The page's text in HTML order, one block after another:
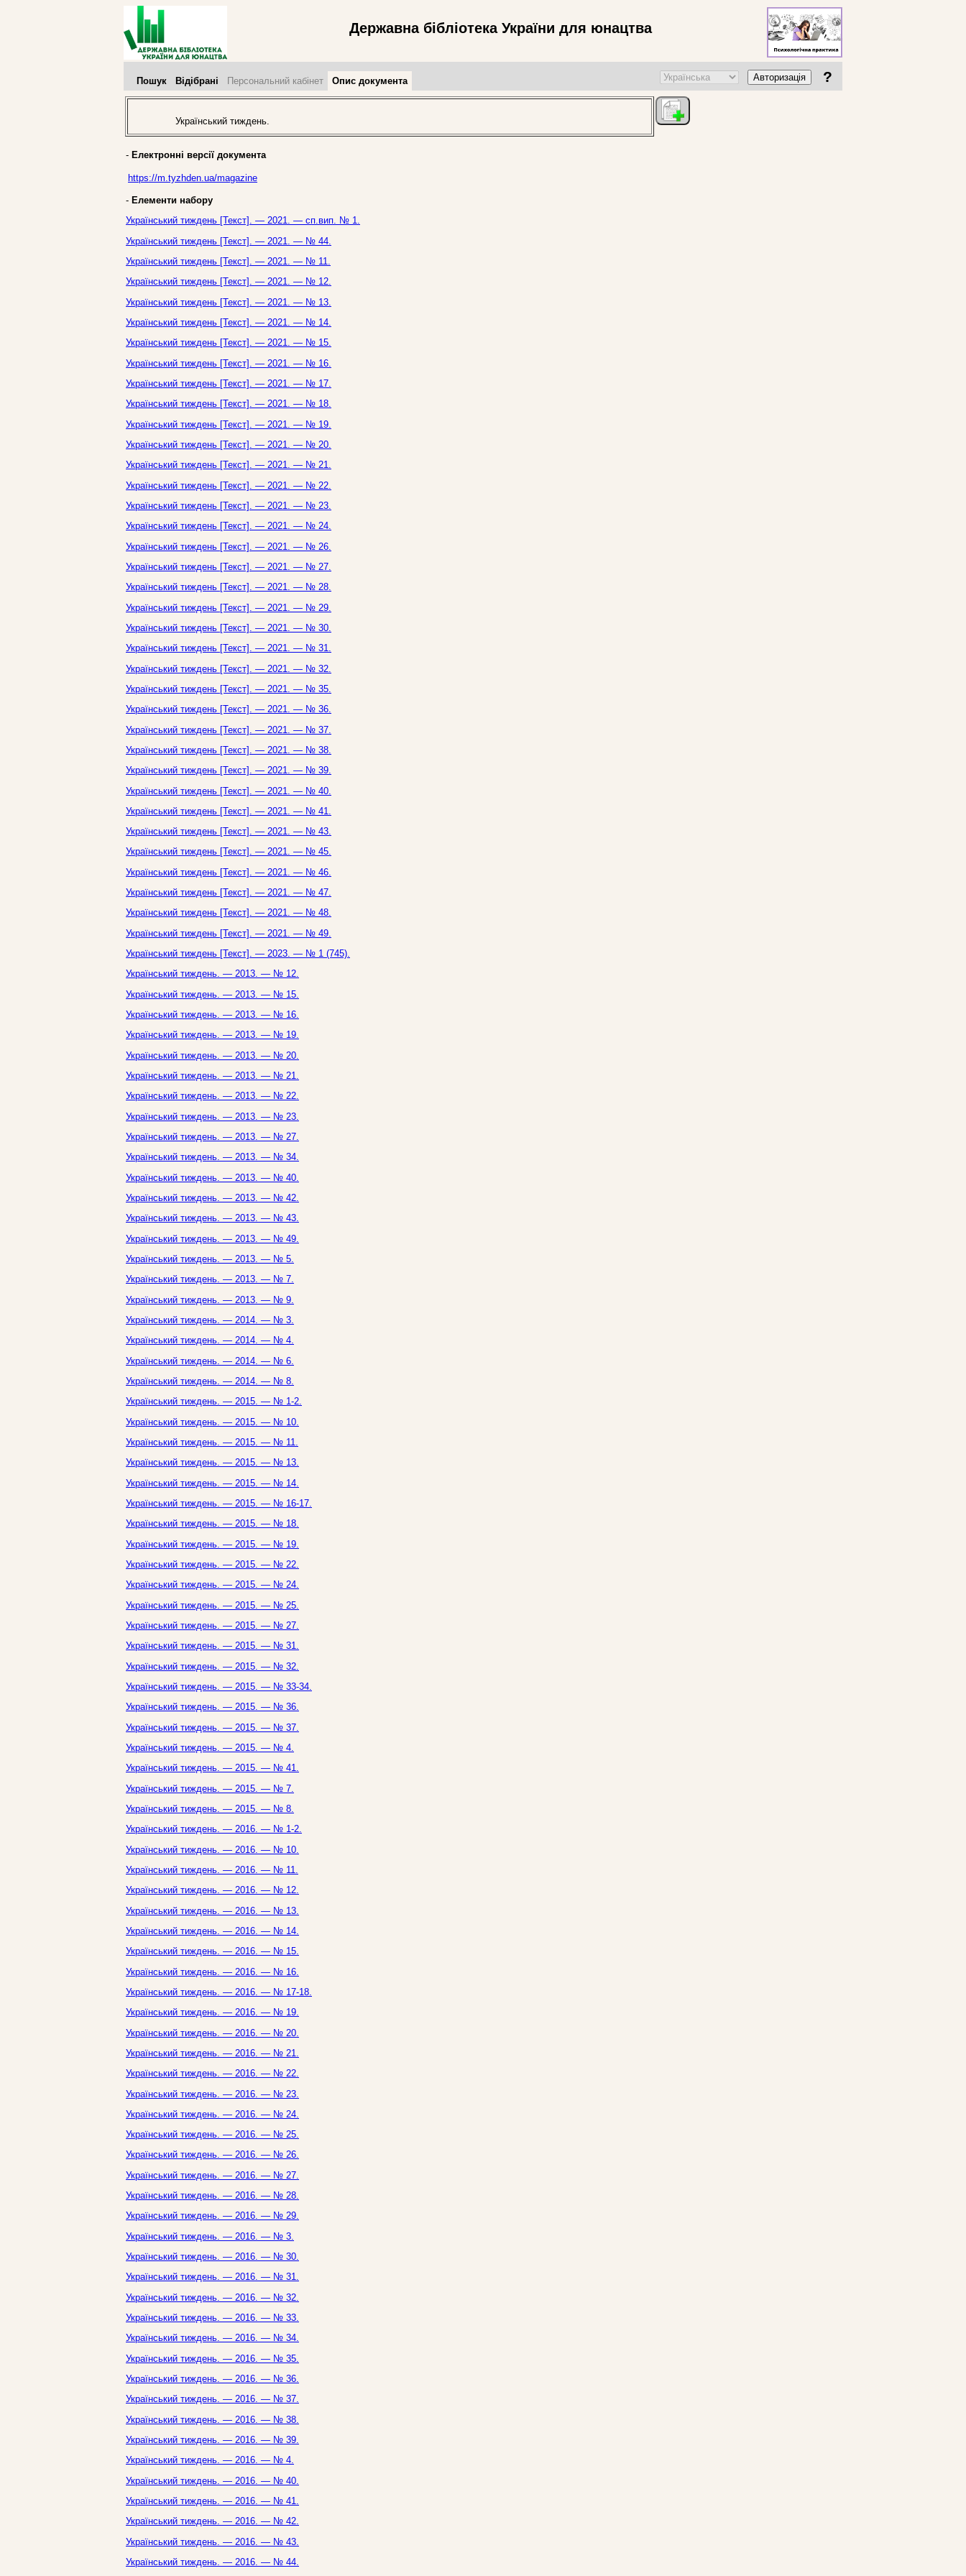
Державна бібліотека України для юнацтва
Пошук Відібрані Персональний кабінет Опис документа Авторизація ?
Український тиждень.
- Електронні версії документа
https://m.tyzhden.ua/magazine
- Елементи набору
Український тиждень [Текст]. — 2021. — сп.вип. № 1.
Український тиждень [Текст]. — 2021. — № 44.
Український тиждень [Текст]. — 2021. — № 11.
Український тиждень [Текст]. — 2021. — № 12.
Український тиждень [Текст]. — 2021. — № 13.
Український тиждень [Текст]. — 2021. — № 14.
Український тиждень [Текст]. — 2021. — № 15.
Український тиждень [Текст]. — 2021. — № 16.
Український тиждень [Текст]. — 2021. — № 17.
Український тиждень [Текст]. — 2021. — № 18.
Український тиждень [Текст]. — 2021. — № 19.
Український тиждень [Текст]. — 2021. — № 20.
Український тиждень [Текст]. — 2021. — № 21.
Український тиждень [Текст]. — 2021. — № 22.
Український тиждень [Текст]. — 2021. — № 23.
Український тиждень [Текст]. — 2021. — № 24.
Український тиждень [Текст]. — 2021. — № 26.
Український тиждень [Текст]. — 2021. — № 27.
Український тиждень [Текст]. — 2021. — № 28.
Український тиждень [Текст]. — 2021. — № 29.
Український тиждень [Текст]. — 2021. — № 30.
Український тиждень [Текст]. — 2021. — № 31.
Український тиждень [Текст]. — 2021. — № 32.
Український тиждень [Текст]. — 2021. — № 35.
Український тиждень [Текст]. — 2021. — № 36.
Український тиждень [Текст]. — 2021. — № 37.
Український тиждень [Текст]. — 2021. — № 38.
Український тиждень [Текст]. — 2021. — № 39.
Український тиждень [Текст]. — 2021. — № 40.
Український тиждень [Текст]. — 2021. — № 41.
Український тиждень [Текст]. — 2021. — № 43.
Український тиждень [Текст]. — 2021. — № 45.
Український тиждень [Текст]. — 2021. — № 46.
Український тиждень [Текст]. — 2021. — № 47.
Український тиждень [Текст]. — 2021. — № 48.
Український тиждень [Текст]. — 2021. — № 49.
Український тиждень [Текст]. — 2023. — № 1 (745).
Український тиждень. — 2013. — № 12.
Український тиждень. — 2013. — № 15.
Український тиждень. — 2013. — № 16.
Український тиждень. — 2013. — № 19.
Український тиждень. — 2013. — № 20.
Український тиждень. — 2013. — № 21.
Український тиждень. — 2013. — № 22.
Український тиждень. — 2013. — № 23.
Український тиждень. — 2013. — № 27.
Український тиждень. — 2013. — № 34.
Український тиждень. — 2013. — № 40.
Український тиждень. — 2013. — № 42.
Український тиждень. — 2013. — № 43.
Український тиждень. — 2013. — № 49.
Український тиждень. — 2013. — № 5.
Український тиждень. — 2013. — № 7.
Український тиждень. — 2013. — № 9.
Український тиждень. — 2014. — № 3.
Український тиждень. — 2014. — № 4.
Український тиждень. — 2014. — № 6.
Український тиждень. — 2014. — № 8.
Український тиждень. — 2015. — № 1-2.
Український тиждень. — 2015. — № 10.
Український тиждень. — 2015. — № 11.
Український тиждень. — 2015. — № 13.
Український тиждень. — 2015. — № 14.
Український тиждень. — 2015. — № 16-17.
Український тиждень. — 2015. — № 18.
Український тиждень. — 2015. — № 19.
Український тиждень. — 2015. — № 22.
Український тиждень. — 2015. — № 24.
Український тиждень. — 2015. — № 25.
Український тиждень. — 2015. — № 27.
Український тиждень. — 2015. — № 31.
Український тиждень. — 2015. — № 32.
Український тиждень. — 2015. — № 33-34.
Український тиждень. — 2015. — № 36.
Український тиждень. — 2015. — № 37.
Український тиждень. — 2015. — № 4.
Український тиждень. — 2015. — № 41.
Український тиждень. — 2015. — № 7.
Український тиждень. — 2015. — № 8.
Український тиждень. — 2016. — № 1-2.
Український тиждень. — 2016. — № 10.
Український тиждень. — 2016. — № 11.
Український тиждень. — 2016. — № 12.
Український тиждень. — 2016. — № 13.
Український тиждень. — 2016. — № 14.
Український тиждень. — 2016. — № 15.
Український тиждень. — 2016. — № 16.
Український тиждень. — 2016. — № 17-18.
Український тиждень. — 2016. — № 19.
Український тиждень. — 2016. — № 20.
Український тиждень. — 2016. — № 21.
Український тиждень. — 2016. — № 22.
Український тиждень. — 2016. — № 23.
Український тиждень. — 2016. — № 24.
Український тиждень. — 2016. — № 25.
Український тиждень. — 2016. — № 26.
Український тиждень. — 2016. — № 27.
Український тиждень. — 2016. — № 28.
Український тиждень. — 2016. — № 29.
Український тиждень. — 2016. — № 3.
Український тиждень. — 2016. — № 30.
Український тиждень. — 2016. — № 31.
Український тиждень. — 2016. — № 32.
Український тиждень. — 2016. — № 33.
Український тиждень. — 2016. — № 34.
Український тиждень. — 2016. — № 35.
Український тиждень. — 2016. — № 36.
Український тиждень. — 2016. — № 37.
Український тиждень. — 2016. — № 38.
Український тиждень. — 2016. — № 39.
Український тиждень. — 2016. — № 4.
Український тиждень. — 2016. — № 40.
Український тиждень. — 2016. — № 41.
Український тиждень. — 2016. — № 42.
Український тиждень. — 2016. — № 43.
Український тиждень. — 2016. — № 44.